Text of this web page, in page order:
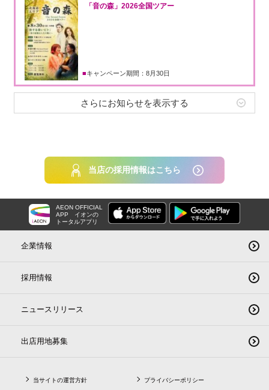
「音の森」2026全国ツアー
キャンペーン期間：8月30日
さらにお知らせを表示する
当店の採用情報はこちら
AEON OFFICIAL
APP
イオンの
トータルアプリ
企業情報
採用情報
ニュースリリース
出店用地募集
当サイトの運営方針 プライバシーポリシー